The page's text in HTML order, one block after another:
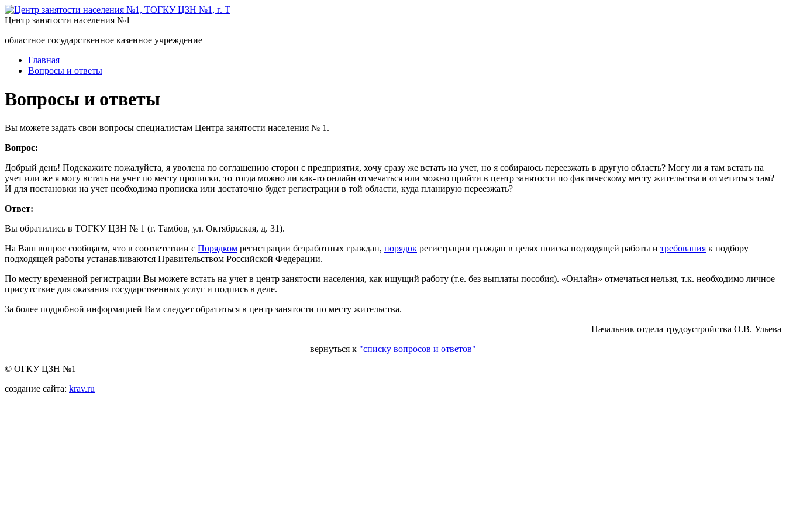
Центр занятости населения №1
областное государственное казенное учреждение
Главная
Вопросы и ответы
Вопросы и ответы
Вы можете задать свои вопросы специалистам Центра занятости населения № 1.
Вопрос:
Добрый день! Подскажите пожалуйста, я уволена по соглашению сторон с предприятия, хочу сразу же встать на учет, но я собираюсь переезжать в другую область? Могу ли я там встать на
учет или же я могу встать на учет по месту прописки, то тогда можно ли как-то онлайн отмечаться или можно прийти в центр занятости по фактическому месту жительства и отметиться там?
И для постановки на учет необходима прописка или достаточно будет регистрации в той области, куда планирую переезжать?
Ответ:
Вы обратились в ТОГКУ ЦЗН № 1 (г. Тамбов, ул. Октябрьская, д. 31).
На Ваш вопрос сообщаем, что в соответствии с Порядком регистрации безработных граждан, порядок регистрации граждан в целях поиска подходящей работы и требования к подбору
подходящей работы устанавливаются Правительством Российской Федерации.
По месту временной регистрации Вы можете встать на учет в центр занятости населения, как ищущий работу (т.е. без выплаты пособия). «Онлайн» отмечаться нельзя, т.к. необходимо личное
присутствие для оказания государственных услуг и подпись в деле.
За более подробной информацией Вам следует обратиться в центр занятости по месту жительства.
Начальник отдела трудоустройства О.В. Ульева
вернуться к "списку вопросов и ответов"
© ОГКУ ЦЗН №1
создание сайта: krav.ru